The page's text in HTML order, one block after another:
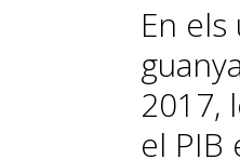
En
2017,
el PIB